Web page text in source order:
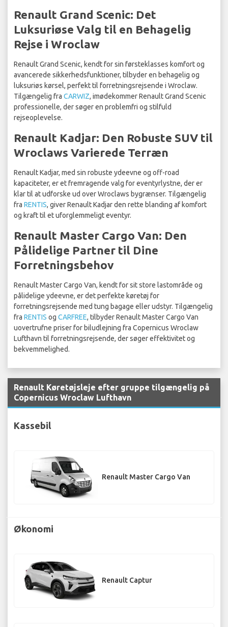
Renault Grand Scenic: Det
Luksuriøse Valg til en Behagelig
Rejse i Wroclaw
Renault Grand Scenic, kendt for sin førsteklasses komfort og
avancerede sikkerhedsfunktioner, tilbyder en behagelig og
luksuriøs kørsel, perfekt til forretningsrejsende i Wroclaw.
Tilgængelig fra CARWIZ, imødekommer Renault Grand Scenic
professionelle, der søger en problemfri og stilfuld
rejseoplevelse.
Renault Kadjar: Den Robuste SUV til
Wroclaws Varierede Terræn
Renault Kadjar, med sin robuste ydeevne og off-road
kapaciteter, er et fremragende valg for eventyrlystne, der er
klar til at udforske ud over Wroclaws bygrænser. Tilgængelig
fra RENTIS, giver Renault Kadjar den rette blanding af komfort
og kraft til et uforglemmeligt eventyr.
Renault Master Cargo Van: Den
Pålidelige Partner til Dine
Forretningsbehov
Renault Master Cargo Van, kendt for sit store lastområde og
pålidelige ydeevne, er det perfekte køretøj for
forretningsrejsende med tung bagage eller udstyr. Tilgængelig
fra RENTIS og CARFREE, tilbyder Renault Master Cargo Van
uovertrufne priser for biludlejning fra Copernicus Wroclaw
Lufthavn til forretningsrejsende, der søger effektivitet og
bekvemmelighed.
Renault Køretøjsleje efter gruppe tilgængelig på
Copernicus Wroclaw Lufthavn
Kassebil
Renault Master Cargo Van
Økonomi
Renault Captur